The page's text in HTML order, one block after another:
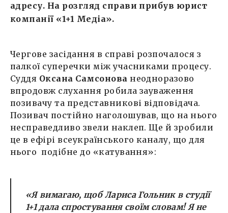
адресу. На розгляд справи прибув юрист
компанії «1+1 Медіа».
Чергове засідання в справі розпочалося з
палкої суперечки між учасниками процесу.
Суддя Оксана Самсонова неодноразово
впродовж слухання робила зауваження
позивачу та представникові відповідача.
Позивач постійно наголошував, що на нього
несправедливо звели наклеп. Ще й зробили
це в ефірі всеукраїнського каналу, що для
нього подібне до «катування»:
«Я вимагаю, щоб Лариса Гольник в студії
1+1 дала спростування своїм словам! Я не